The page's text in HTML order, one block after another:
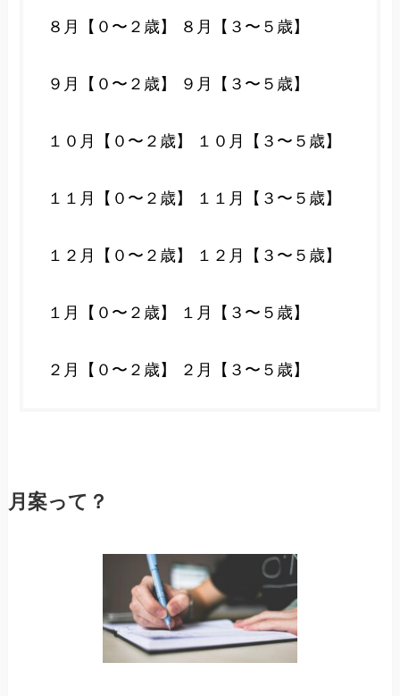
８月【０〜２歳】 ８月【３〜５歳】
９月【０〜２歳】 ９月【３〜５歳】
１０月【０〜２歳】 １０月【３〜５歳】
１１月【０〜２歳】 １１月【３〜５歳】
１２月【０〜２歳】 １２月【３〜５歳】
１月【０〜２歳】 １月【３〜５歳】
２月【０〜２歳】 ２月【３〜５歳】
月案って？